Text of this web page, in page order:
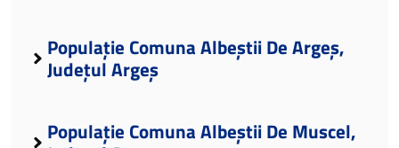
Populație Comuna Albeștii De Argeș,
Județul Argeș
Populație Comuna Albeștii De Muscel,